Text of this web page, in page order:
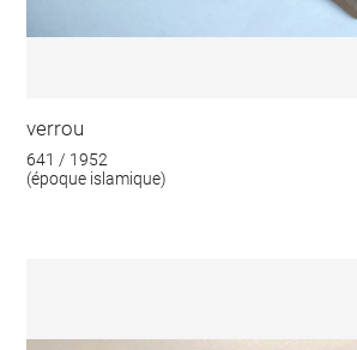
verrou
641 / 1952
(époque islamique)